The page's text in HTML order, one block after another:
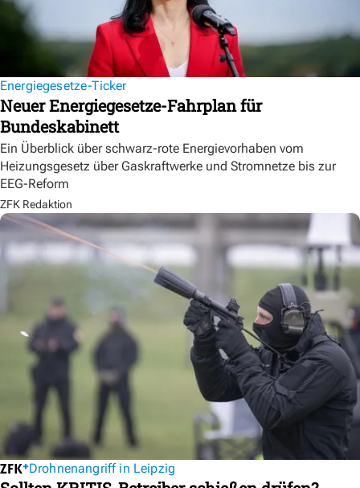
Energiegesetze-Ticker
Neuer Energiegesetze-Fahrplan für
Bundeskabinett
Ein Überblick über schwarz-rote Energievorhaben vom
Heizungsgesetz über Gaskraftwerke und Stromnetze bis zur
EEG-Reform
ZFK Redaktion
Drohnenangriff in Leipzig